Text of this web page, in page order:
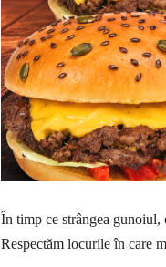
În timp ce strângea gunoiul,
Respectăm locurile în care